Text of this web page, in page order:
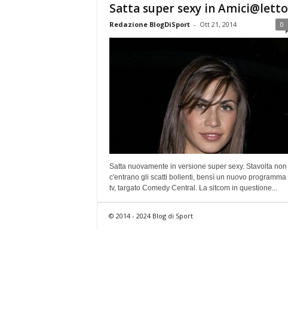
Satta super sexy in Amici@letto
Redazione BlogDiSport - Ott 21, 2014 0
Satta nuovamente in versione super sexy. Stavolta non
c'entrano gli scatti bollenti, bensì un nuovo programma
tv, targato Comedy Central. La sitcom in questione...
© 2014 - 2024 Blog di Sport